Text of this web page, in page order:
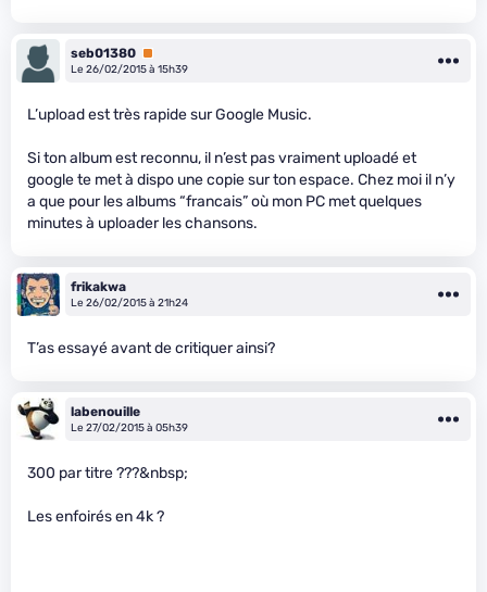
seb01380 Premium
Le 26/02/2015 à 15h39
L’upload est très rapide sur Google Music.
Si ton album est reconnu, il n’est pas vraiment uploadé et
google te met à dispo une copie sur ton espace. Chez moi il n’y
a que pour les albums “francais” où mon PC met quelques
minutes à uploader les chansons.
frikakwa
Le 26/02/2015 à 21h24
T’as essayé avant de critiquer ainsi?
labenouille
Le 27/02/2015 à 05h39
300 par titre ???&nbsp;
Les enfoirés en 4k ?